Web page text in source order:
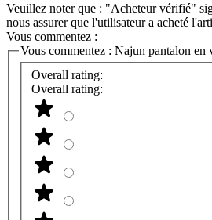
Veuillez noter que : "Acheteur vérifié"
nous assurer que l'utilisateur a acheté
Vous commentez :
Vous commentez : Najun pantalon en
Overall rating:
Overall rating: